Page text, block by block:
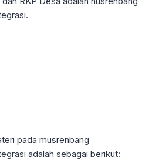
pada musrenbang
adalah sebagai berikut: